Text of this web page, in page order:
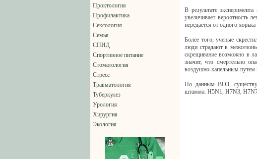
Проктология
Профилактика
Сексология
Семья
СПИД
Спортивное питание
Стоматология
Стресс
Травматология
Туберкулез
Урология
Хирургия
Экология
В результате
увеличивает вероятность
передается от одного
Более того, ученые
люди страдают в
скрещивание возможно в
значит, что смертельно
воздушно-капельным путем
По данным ВОЗ,
штамма: H5N1, H7N3, H7N7,